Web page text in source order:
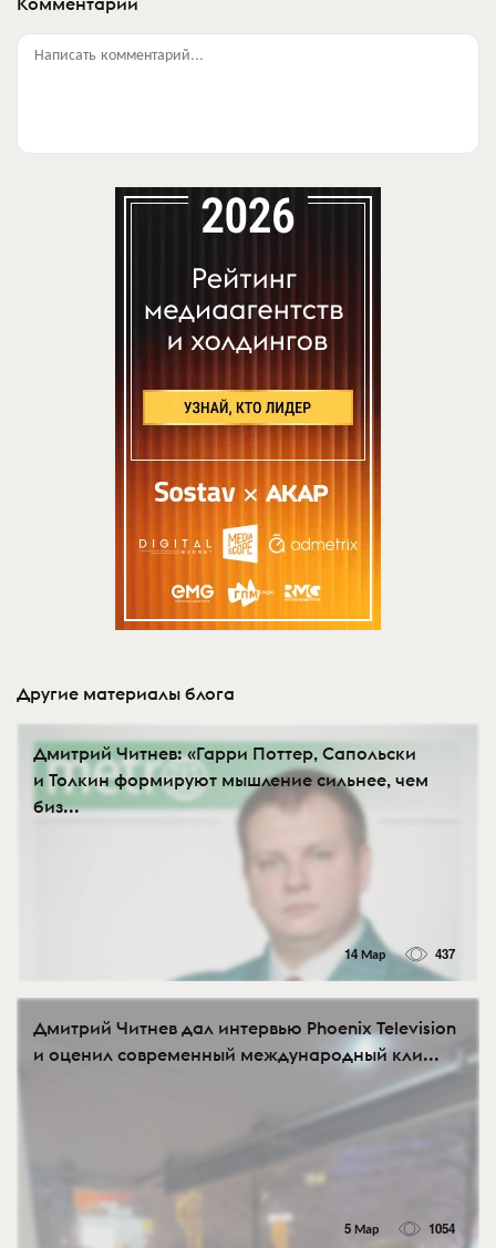
Написать комментарий...
Другие материалы блога
Дмитрий Читнев: «Гарри Поттер, Сапольски
и Толкин формируют мышление сильнее, чем
биз...
14 Мар 437
Дмитрий Читнев дал интервью Phoenix Television
и оценил современный международный кли...
5 Мар 1054